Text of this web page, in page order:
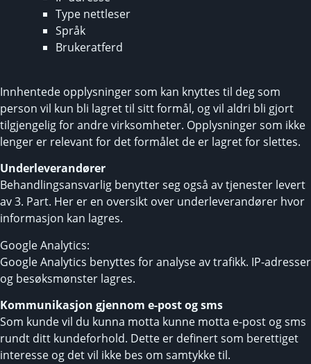
Type nettleser
Språk
Brukeratferd
Innhentede opplysninger som kan knyttes til deg som
person vil kun bli lagret til sitt formål, og vil aldri bli gjort
tilgjengelig for andre virksomheter. Opplysninger som ikke
lenger er relevant for det formålet de er lagret for slettes.
Underleverandører
Behandlingsansvarlig benytter seg også av tjenester levert
av 3. Part. Her er en oversikt over underleverandører hvor
informasjon kan lagres.
Google Analytics:
Google Analytics benyttes for analyse av trafikk. IP-adresser
og besøksmønster lagres.
Kommunikasjon gjennom e-post og sms
Som kunde vil du kunna motta kunne motta e-post og sms
rundt ditt kundeforhold. Dette er definert som berettiget
interesse og det vil ikke bes om samtykke til.